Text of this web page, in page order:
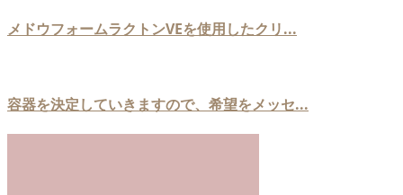
メドウフォームラクトンVEを使用したクリ...
容器を決定していきますので、希望をメッセ...